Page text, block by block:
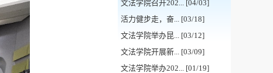
文法学院召开202... [04/03]
活力健步走，奋... [03/18]
文法学院举办昆... [03/12]
文法学院开展新... [03/09]
文法学院举办202... [01/19]